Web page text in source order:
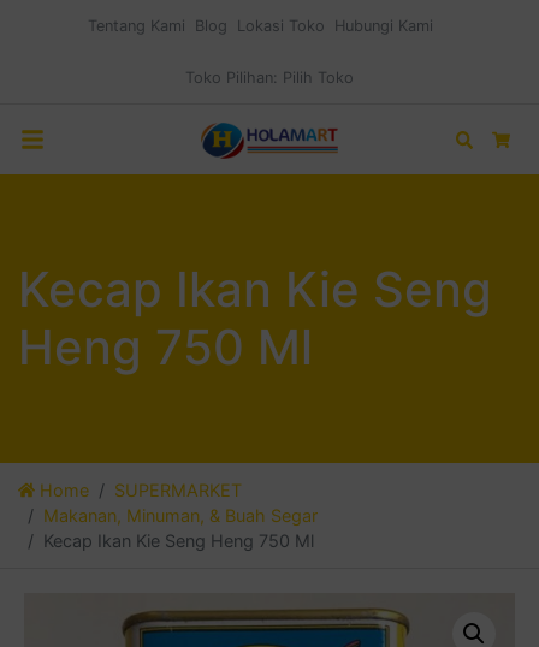
Tentang Kami Blog Lokasi Toko Hubungi Kami
Toko Pilihan: Pilih Toko
Search
Kecap Ikan Kie Seng
Heng 750 Ml
Home
SUPERMARKET
Makanan, Minuman, & Buah Segar
Kecap Ikan Kie Seng Heng 750 Ml